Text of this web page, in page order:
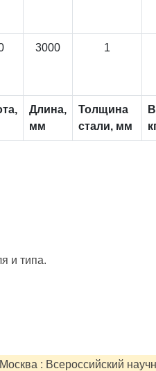
3000 1
Длина,
мм
Толщина
стали, мм
и типа.
: Всероссийский